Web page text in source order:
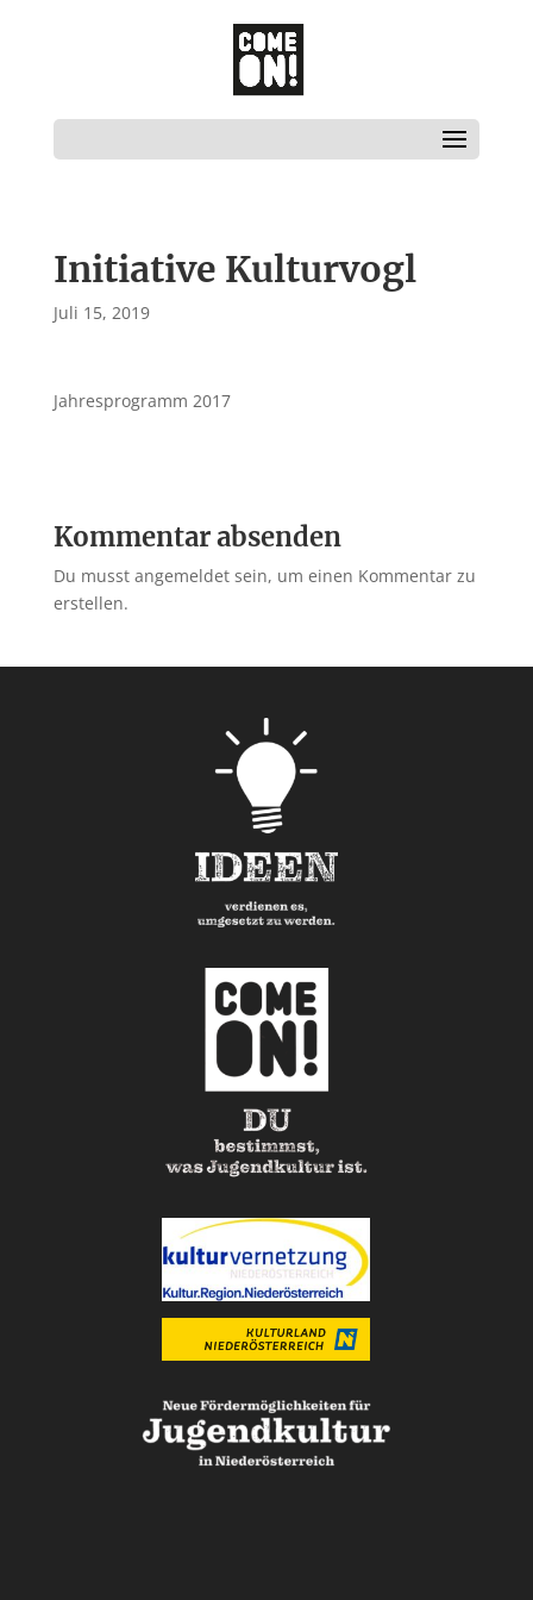
Initiative Kulturvogl
Juli 15, 2019
Jahresprogramm 2017
Kommentar absenden
Du musst angemeldet sein, um einen Kommentar zu
erstellen.